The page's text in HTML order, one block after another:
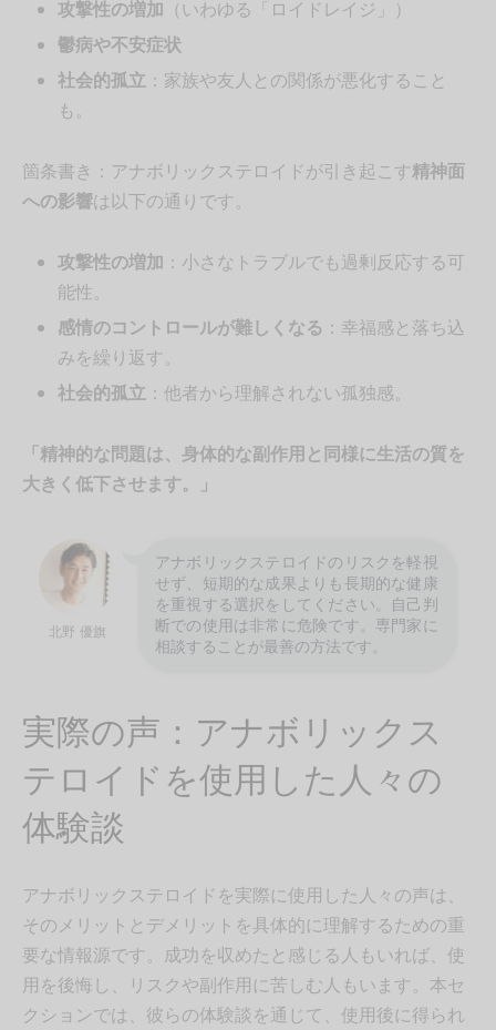
攻撃性の増加 （いわゆる「ロイドレイジ」）
鬱病や不安症状
社会的孤立：家族や友人との関係が悪化すること
も。
箇条書き：アナボリックステロイドが引き起こす 精神面
への影響は以下の通りです。
攻撃性の増加 ：小さなトラブルでも過剰反応する可
能性。
感情のコントロールが難しくなる ：幸福感と落ち込
みを繰り返す。
社会的孤立：他者から理解されない孤独感。
「精神的な問題は、身体的な副作用と同様に生活の質を
大きく低下させます。」
北野 優旗
アナボリックステロイドのリスクを軽視
せず、短期的な成果よりも長期的な健康
を重視する選択をしてください。自己判
断での使用は非常に危険です。専門家に
相談することが最善の方法です。
実際の声：アナボリックス
テロイドを使用した人々の
体験談
アナボリックステロイドを実際に使用した人々の声は、
そのメリットとデメリットを具体的に理解するための重
要な情報源です。成功を収めたと感じる人もいれば、使
用を後悔し、リスクや副作用に苦しむ人もいます。本セ
クションでは、彼らの体験談を通じて、使用後に得られ